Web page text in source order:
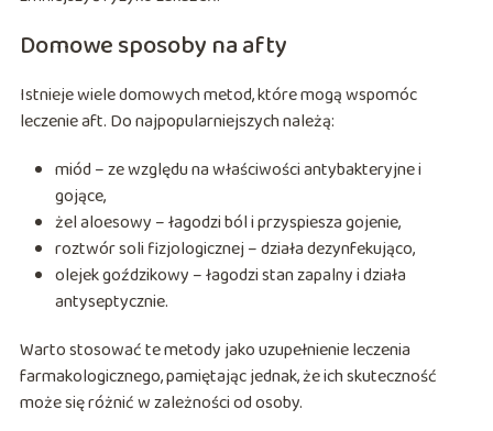
Domowe sposoby na afty
Istnieje wiele domowych metod, które mogą wspomóc
leczenie aft. Do najpopularniejszych należą:
miód – ze względu na właściwości antybakteryjne i
gojące,
żel aloesowy – łagodzi ból i przyspiesza gojenie,
roztwór soli fizjologicznej – działa dezynfekująco,
olejek goździkowy – łagodzi stan zapalny i działa
antyseptycznie.
Warto stosować te metody jako uzupełnienie leczenia
farmakologicznego, pamiętając jednak, że ich skuteczność
może się różnić w zależności od osoby.